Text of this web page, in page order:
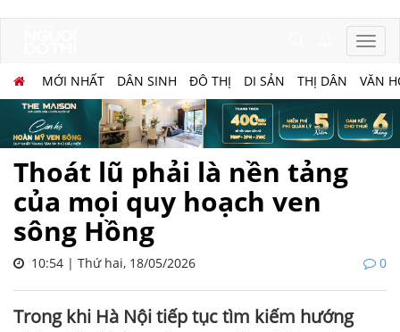
MỚI NHẤT DÂN SINH ĐÔ THỊ DI SẢN THỊ DÂN VĂN
Thoát lũ phải là nền tảng
của mọi quy hoạch ven
sông Hồng
10:54 | Thứ hai, 18/05/2026 0
Trong khi Hà Nội tiếp tục tìm kiếm hướng